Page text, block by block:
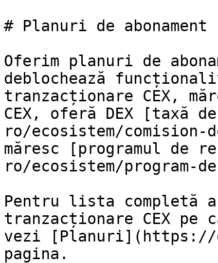
# Planuri de abonament
Oferim planuri de
deblochează
tranzacționare CEX,
CEX, oferă DEX [taxă
ro/ecosistem/comision-
măresc [programul de
ro/ecosistem/program-
Pentru lista completă
tranzacționare CEX pe
vezi [Planuri](https://
pagina.